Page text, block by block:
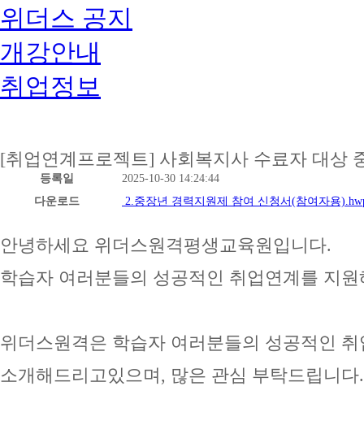
위더스 공지
개강안내
취업정보
[취업연계프로젝트] 사회복지사 수료자 대상
등록일
2025-10-30 14:24:44
다운로드
2.중장년 경력지원제 참여 신청서(참여자용
안녕하세요 위더스원격평생교육원입니다.
학습자 여러분들의 성공적인 취업연계를 지
위더스원격은 학습자 여러분들의 성공적인
소개해드리고있으며, 많은 관심 부탁드립니